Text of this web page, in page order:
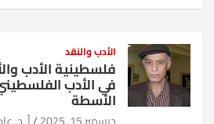
الأدب والنقد
فلسطينية الأدب
في الأدب
الأسطة